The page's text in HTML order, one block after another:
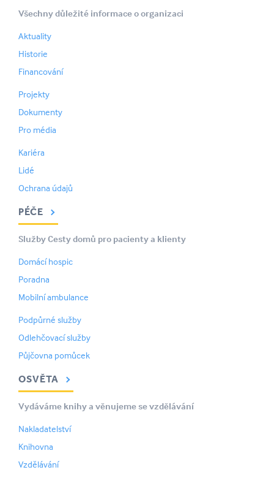
Všechny důležité informace o organizaci
Aktuality
Historie
Financování
Projekty
Dokumenty
Pro média
Kariéra
Lidé
Ochrana údajů
PÉČE
Služby Cesty domů pro pacienty a klienty
Domácí hospic
Poradna
Mobilní ambulance
Podpůrné služby
Odlehčovací služby
Půjčovna pomůcek
OSVĚTA
Vydáváme knihy a věnujeme se vzdělávání
Nakladatelství
Knihovna
Vzdělávání